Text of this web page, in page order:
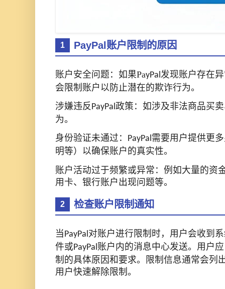
1 PayPal账户限制的原因
账户安全问题：如果PayPal 发现账户存在
会限制账户以防止潜在的欺诈行为。
涉嫌违反 PayPal 政策：如涉及非法商品买
为。
身份验证未通过：
PayPal需要用户提供更
明等）以确保账户的真实性。
账户活动过于频繁或异常：例如大量的资
用卡、银行账户出现问题等。
2 检查账户限制通知
当 PayPal 对账户进行限制时，用户会收到
件或 PayPal 账户内的消息中心发送。用户
制的具体原因和要求。限制信息通常会列
用户快速解除限制。